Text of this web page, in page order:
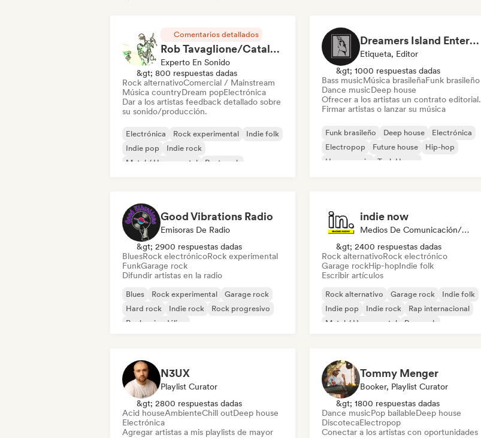
Comentarios detallados
Rob Tavaglione/Catalyst Recording
Experto En Sonido
&gt; 800 respuestas dadas
Rock alternativoComercial / Mainstream
Música countryDream popElectrónica
Dar a los artistas feedback detallado sobre
su sonido/producción.
Electrónica Rock experimental
Indie folk
Indie pop
Indie rock
Metal / Heavy metal
Post punk
Dreamers Island Entertainment
Etiqueta, Editor
&gt; 1000 respuestas dadas
Bass musicMúsica brasileñaFunk brasileño
Dance musicDeep house
Ofrecer a los artistas un contrato editorial.
Firmar artistas o lanzar su música
Funk brasileño Deep house
Electrónica
Electropop
Future house
Hip-hop
House music
Tech House
Good Vibrations Radio
Emisoras De Radio
&gt; 2900 respuestas dadas
BluesRock electrónicoRock experimental
FunkGarage rock
Difundir artistas en la radio
Blues Rock experimental
Garage rock
Hard rock
Indie rock
Rock progresivo
Rock psicodélico
indie now
Medios De Comunicación/Periodista
&gt; 2400 respuestas dadas
Rock alternativoRock electrónico
Garage rockHip-hopIndie folk
Escribir artículos
Rock alternativo Garage rock
Indie folk
Indie pop
Indie rock
Rap internacional
Metal / Heavy metal
Pop rock
N3UX
Playlist Curator
&gt; 2800 respuestas dadas
Acid houseAmbienteChill outDeep house
Electrónica
Agregar artistas a mis playlists de mayor
Tommy Menger
Booker, Playlist Curator
&gt; 1800 respuestas dadas
Dance musicPop bailableDeep house
DiscotecaElectropop
Conectar a los artistas con oportunidades